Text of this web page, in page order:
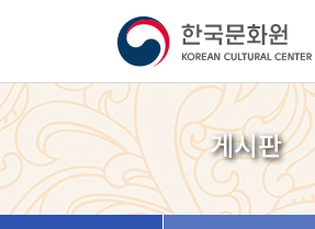
게시판